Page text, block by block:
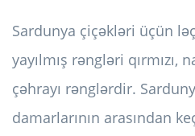
Sardunya çiçəkləri üçün
yayılmış rəngləri qırmızı,
çəhrayı rənglərdir.
damarlarının arasından